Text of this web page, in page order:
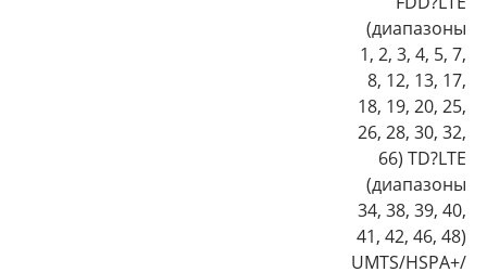
(диапазоны
1, 2, 3, 4, 5, 7,
8, 12, 13, 17,
18, 19, 20, 25,
26, 28, 30, 32,
66) TD?LTE
(диапазоны
34, 38, 39, 40,
41, 42, 46, 48)
UMTS/HSPA+/